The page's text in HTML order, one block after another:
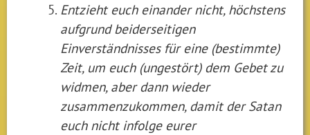
Entzieht euch einander nicht, höchstens
aufgrund beiderseitigen
Einverständnisses für eine (bestimmte)
Zeit, um euch (ungestört) dem Gebet zu
widmen, aber dann wieder
zusammenzukommen, damit der Satan
euch nicht infolge eurer